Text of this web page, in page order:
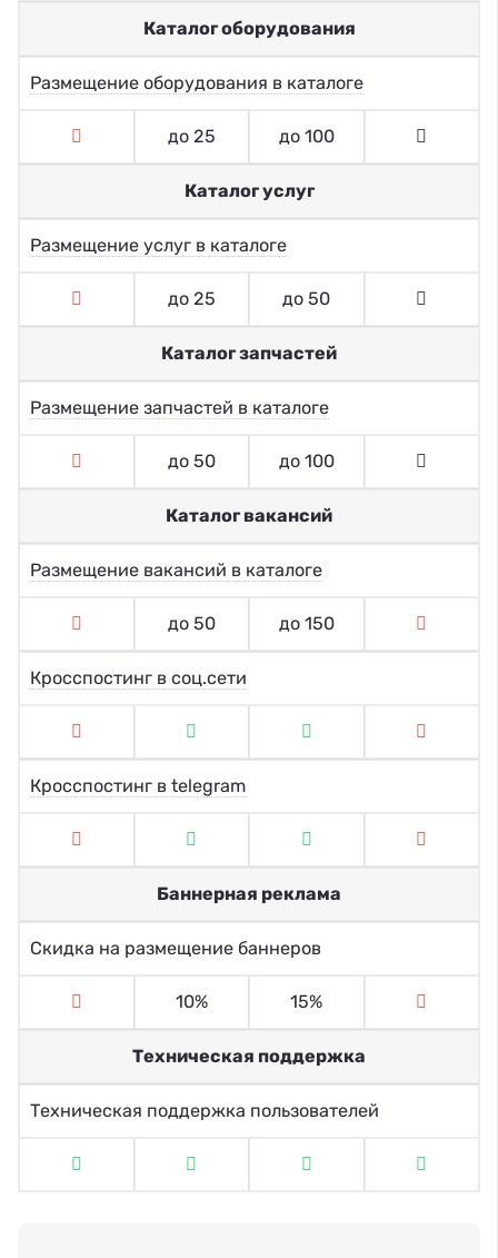
Каталог оборудования
Размещение оборудования в каталоге
до 25 до 100
Каталог услуг
Размещение услуг в каталоге
до 25 до 50
Каталог запчастей
Размещение запчастей в каталоге
до 50 до 100
Каталог вакансий
Размещение вакансий в каталоге
до 50 до 150
Кросспостинг в соц.сети
Кросспостинг в telegram
Баннерная реклама
Скидка на размещение баннеров
10% 15%
Техническая поддержка
Техническая поддержка пользователей